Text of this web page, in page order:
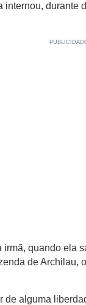
durante
irmã, quando ela
de Archilau,
de alguma